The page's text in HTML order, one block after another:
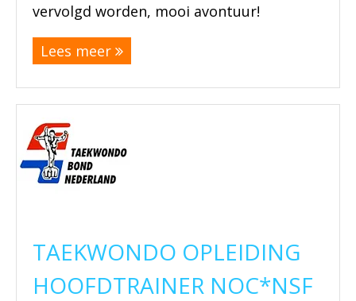
vervolgd worden, mooi avontuur!
Lees meer
TAEKWONDO OPLEIDING
HOOFDTRAINER NOC*NSF